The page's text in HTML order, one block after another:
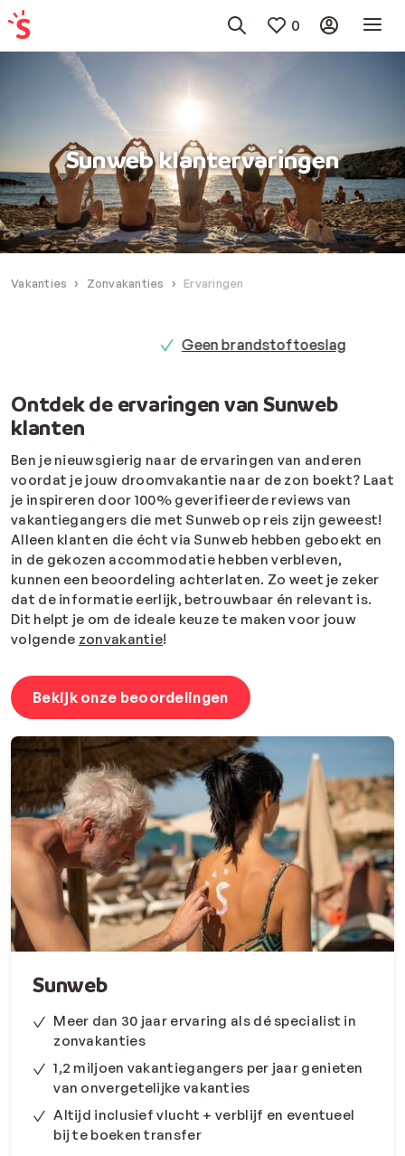
0
Sunweb klantervaringen
Vakanties Zonvakanties Ervaringen
Geen brandstoftoeslag
Ontdek de ervaringen van Sunweb
klanten
Ben je nieuwsgierig naar de ervaringen van anderen
voordat je jouw droomvakantie naar de zon boekt? Laat
je inspireren door 100% geverifieerde reviews van
vakantiegangers die met Sunweb op reis zijn geweest!
Alleen klanten die écht via Sunweb hebben geboekt en
in de gekozen accommodatie hebben verbleven,
kunnen een beoordeling achterlaten. Zo weet je zeker
dat de informatie eerlijk, betrouwbaar én relevant is.
Dit helpt je om de ideale keuze te maken voor jouw
volgende zonvakantie!
Bekijk onze beoordelingen
Sunweb
Meer dan 30 jaar ervaring als dé specialist in
zonvakanties
1,2 miljoen vakantiegangers per jaar genieten
van onvergetelijke vakanties
Altijd inclusief vlucht + verblijf en eventueel
bij te boeken transfer